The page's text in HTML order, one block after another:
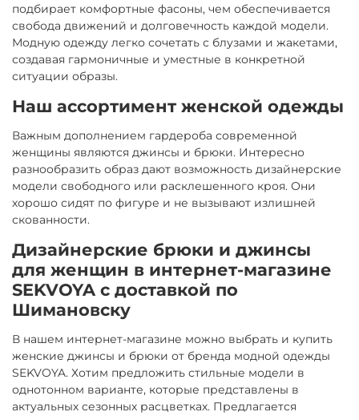
подбирает комфортные фасоны, чем обеспечивается
свобода движений и долговечность каждой модели.
Модную одежду легко сочетать с блузами и жакетами,
создавая гармоничные и уместные в конкретной
ситуации образы.
Наш ассортимент женской одежды
Важным дополнением гардероба современной
женщины являются джинсы и брюки. Интересно
разнообразить образ дают возможность дизайнерские
модели свободного или расклешенного кроя. Они
хорошо сидят по фигуре и не вызывают излишней
скованности.
Дизайнерские брюки и джинсы
для женщин в интернет-магазине
SEKVOYA с доставкой по
Шимановску
В нашем интернет-магазине можно выбрать и купить
женские джинсы и брюки от бренда модной одежды
SEKVOYA. Хотим предложить стильные модели в
однотонном варианте, которые представлены в
актуальных сезонных расцветках. Предлагается